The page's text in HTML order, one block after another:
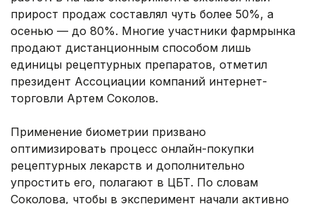
прирост продаж составлял чуть более 50%, а
осенью — до 80%. Многие участники фармрынка
продают дистанционным способом лишь
единицы рецептурных препаратов, отметил
президент Ассоциации компаний интернет-
торговли Артем Соколов.
Применение биометрии призвано
оптимизировать процесс онлайн-покупки
рецептурных лекарств и дополнительно
упростить его, полагают в ЦБТ. По словам
Соколова, чтобы в эксперимент начали активно